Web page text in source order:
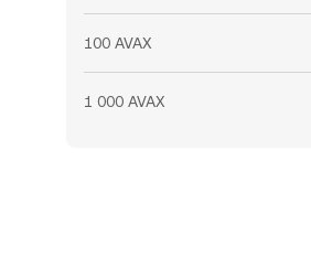
100 AVAX
1 000 AVAX